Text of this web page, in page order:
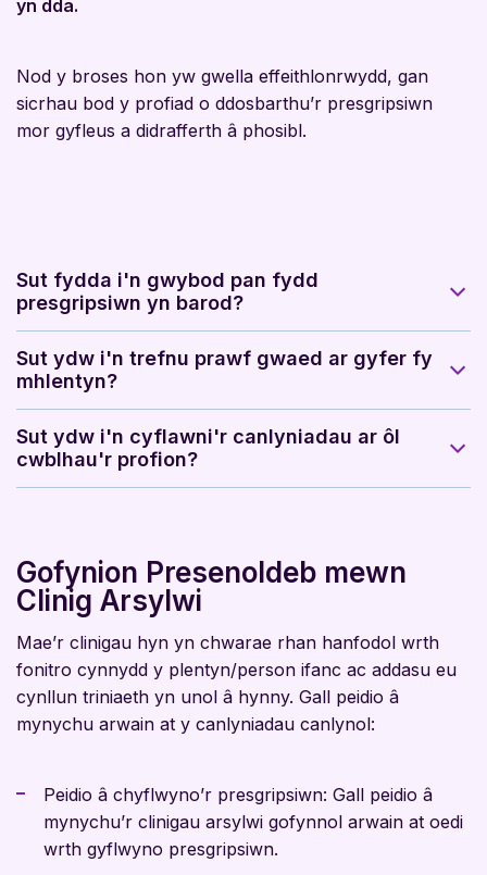
yn dda.
Nod y broses hon yw gwella effeithlonrwydd, gan
sicrhau bod y profiad o ddosbarthu’r presgripsiwn
mor gyfleus a didrafferth â phosibl.
Sut fydda i'n gwybod pan fydd
presgripsiwn yn barod?
Sut ydw i'n trefnu prawf gwaed ar gyfer fy
mhlentyn?
Sut ydw i'n cyflawni'r canlyniadau ar ôl
cwblhau'r profion?
Gofynion Presenoldeb mewn
Clinig Arsylwi
Mae’r clinigau hyn yn chwarae rhan hanfodol wrth
fonitro cynnydd y plentyn/person ifanc ac addasu eu
cynllun triniaeth yn unol â hynny. Gall peidio â
mynychu arwain at y canlyniadau canlynol:
Peidio â chyflwyno’r presgripsiwn: Gall peidio â
mynychu’r clinigau arsylwi gofynnol arwain at oedi
wrth gyflwyno presgripsiwn.